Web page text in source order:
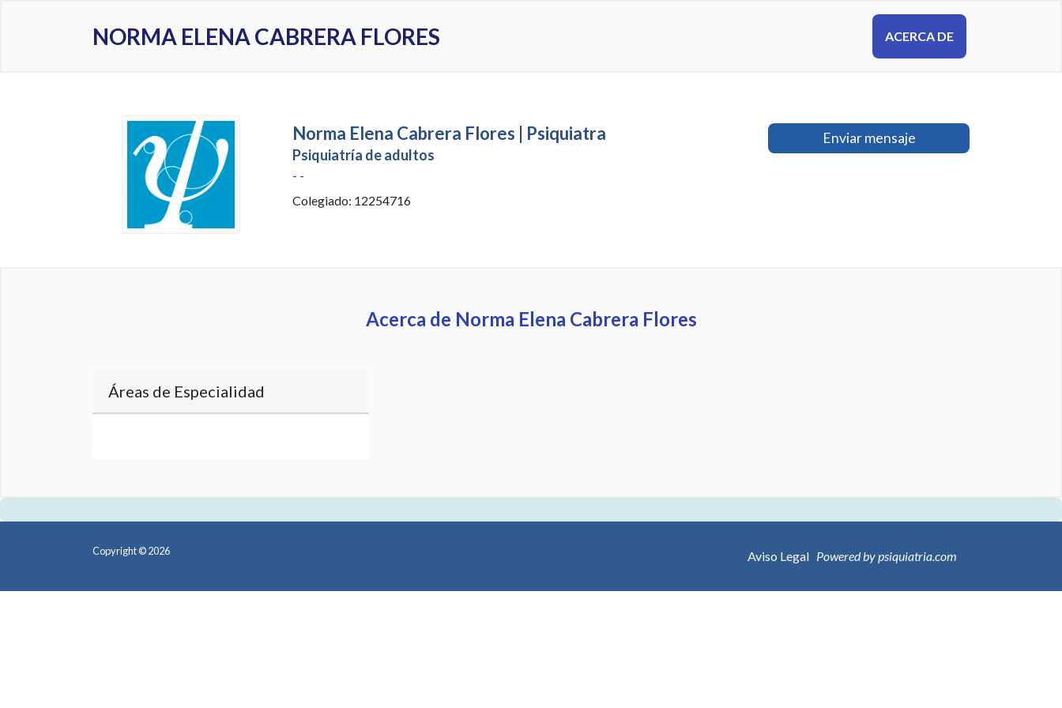
NORMA ELENA CABRERA FLORES ACERCA DE
Norma Elena Cabrera Flores | Psiquiatra
Psiquiatría de adultos
- -
Colegiado: 12254716
Enviar mensaje
Acerca de Norma Elena Cabrera Flores
Áreas de Especialidad
Copyright © 2026 Aviso Legal Powered by psiquiatria.com